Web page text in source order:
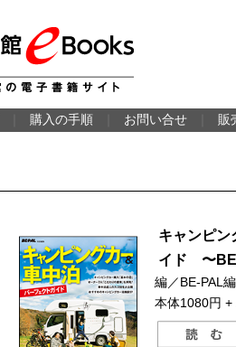
購入の手順 お問い合せ 販
キャンピン
イド 〜
編／BE-PAL
本体1080円 +